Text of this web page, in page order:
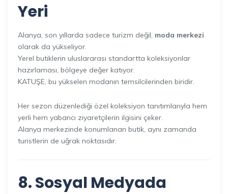
Yeri
Alanya, son yıllarda sadece turizm değil, moda merkezi
olarak da yükseliyor.
Yerel butiklerin uluslararası standartta koleksiyonlar
hazırlaması, bölgeye değer katıyor.
KATUŞE, bu yükselen modanın temsilcilerinden biridir.
Her sezon düzenlediği özel koleksiyon tanıtımlarıyla hem
yerli hem yabancı ziyaretçilerin ilgisini çeker.
Alanya merkezinde konumlanan butik, aynı zamanda
turistlerin de uğrak noktasıdır.
8. Sosyal Medyada